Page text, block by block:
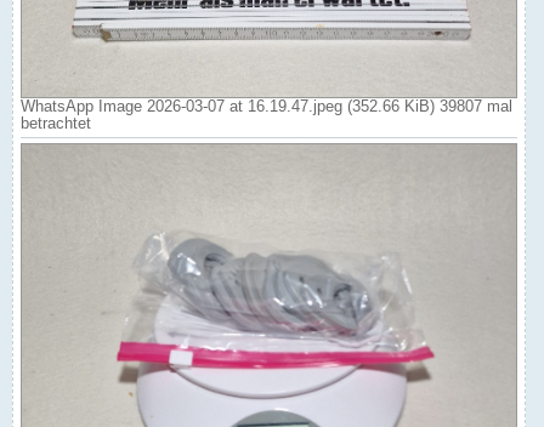
WhatsApp Image 2026-03-07 at 16.19.47.jpeg (352.66 KiB) 39807 mal
betrachtet